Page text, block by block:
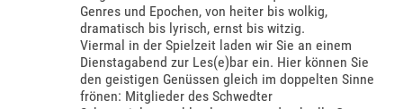
Genres und Epochen, von heiter bis wolkig,
dramatisch bis lyrisch, ernst bis witzig.
Viermal in der Spielzeit laden wir Sie an einem
Dienstagabend zur Les(e)bar ein. Hier können Sie
den geistigen Genüssen gleich im doppelten Sinne
frönen: Mitglieder des Schwedter